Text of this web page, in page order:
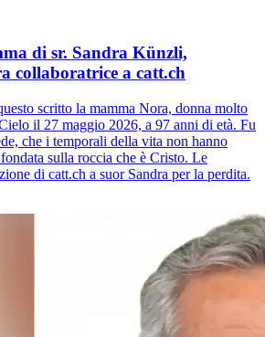
di sr. Sandra Künzli,
collaboratrice a catt.ch
scritto la mamma Nora, donna molto
il 27 maggio 2026, a 97 anni di età. Fu
che i temporali della vita non hanno
sulla roccia che è Cristo. Le
di catt.ch a suor Sandra per la perdita.